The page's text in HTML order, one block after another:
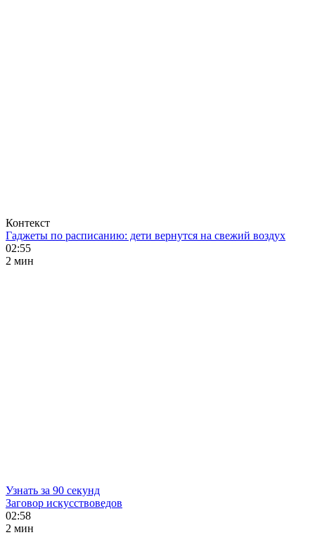
Контекст
Гаджеты по расписанию: дети вернутся на свежий воздух
02:55
2 мин
Узнать за 90 секунд
Заговор искусствоведов
02:58
2 мин